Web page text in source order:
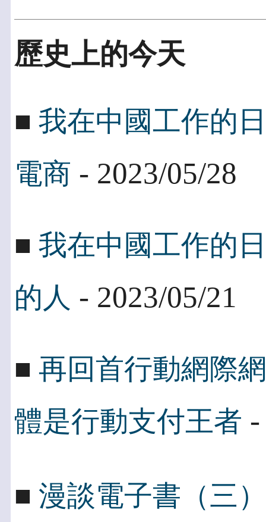
歷史上的今天
■ 我在中國工作的
電商 - 2023/05/28
■ 我在中國工作的
的人 - 2023/05/21
■ 再回首行動網際
體是行動支付王者
■ 漫談電子書（三